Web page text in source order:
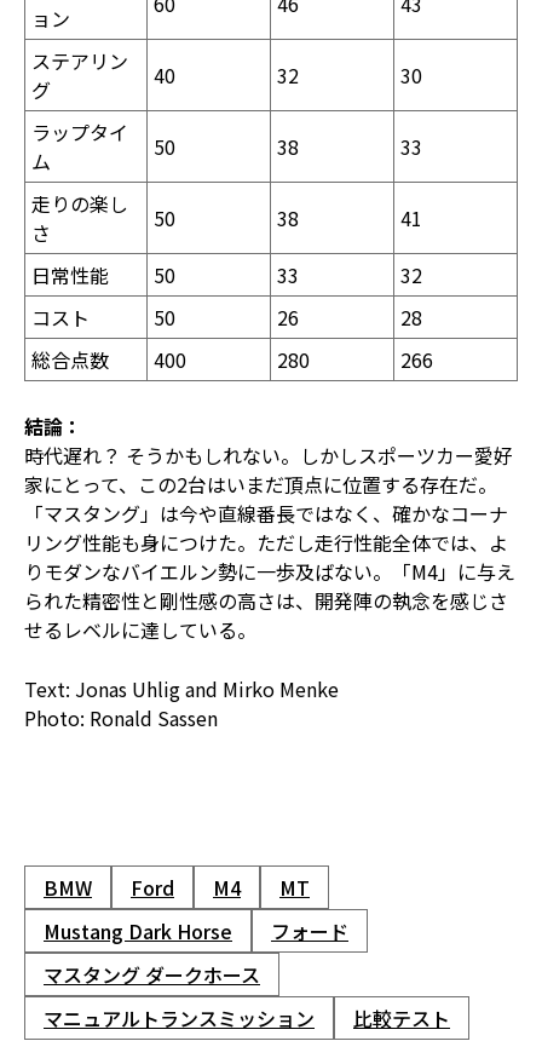
ョン
ステアリン
グ
40 32
30
ラップタイ
ム
50 38
33
走りの楽し
さ
50 38
41
日常性能
50 33
32
コスト
50 26
28
総合点数
400 280 266
結論：
時代遅れ？ そうかもしれない。しかしスポーツカー愛好
家にとって、この2台はいまだ頂点に位置する存在だ。
「マスタング」は今や直線番長ではなく、確かなコーナ
リング性能も身につけた。ただし走行性能全体では、よ
りモダンなバイエルン勢に一歩及ばない。「M4」に与え
られた精密性と剛性感の高さは、開発陣の執念を感じさ
せるレベルに達している。
Text: Jonas Uhlig and Mirko Menke
Photo: Ronald Sassen
BMW Ford M4
MT
Mustang Dark Horse
フォード
マスタング ダークホース
マニュアルトランスミッション
比較テスト